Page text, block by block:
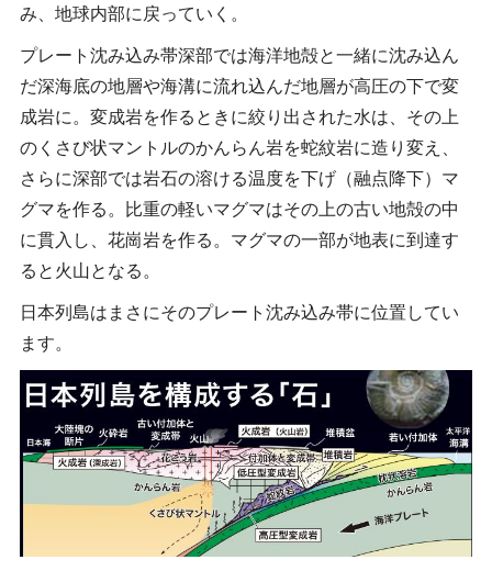
み、地球内部に戻っていく。
プレート沈み込み帯深部では海洋地殻と一緒に沈み込ん
だ深海底の地層や海溝に流れ込んだ地層が高圧の下で変
成岩に。変成岩を作るときに絞り出された水は、その上
のくさび状マントルのかんらん岩を蛇紋岩に造り変え、
さらに深部では岩石の溶ける温度を下げ（融点降下）マ
グマを作る。比重の軽いマグマはその上の古い地殻の中
に貫入し、花崗岩を作る。マグマの一部が地表に到達す
ると火山となる。
日本列島はまさにそのプレート沈み込み帯に位置してい
ます。